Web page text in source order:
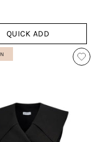
QUICK ADD